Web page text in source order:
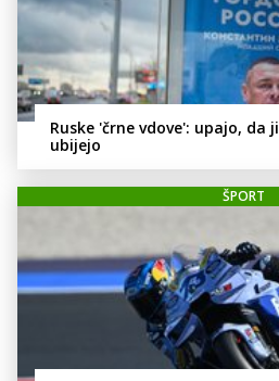
Ruske 'črne vdove': upajo, da
ubijejo
ŠPORT